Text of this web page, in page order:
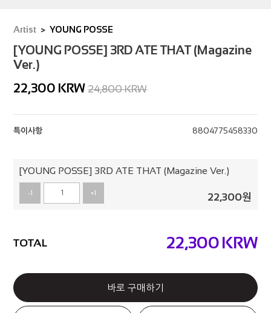
Artist YOUNG POSSE
[YOUNG POSSE] 3RD ATE THAT (Magazine
Ver.)
22,300 KRW24,800 KRW
특이사항 8804775458330
[YOUNG POSSE] 3RD ATE THAT (Magazine Ver.)
+1
-1 22,300원
TOTAL 22,300 KRW
바로 구매하기